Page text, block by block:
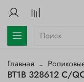
Главная
BT1B 328612 C/